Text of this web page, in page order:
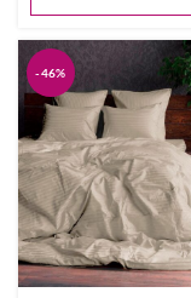
-46%